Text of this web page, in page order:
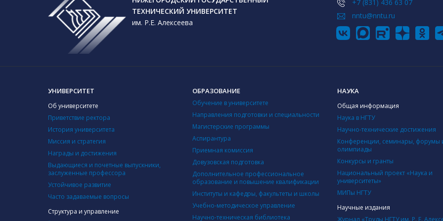
ТЕХНИЧЕСКИЙ УНИВЕРСИТЕТ
им. Р.Е. Алексеева
+7 (831) 436 63 07
nntu@nntu.ru
УНИВЕРСИТЕТ
Об университете
Приветствие ректора
История университета
Миссия и стратегия
Награды и достижения
Выдающиеся и почетные выпускники,
заслуженные профессора
Устойчивое развитие
Часто задаваемые вопросы
Структура и управление
ОБРАЗОВАНИЕ
Обучение в университете
Направления подготовки и специальности
Магистерские программы
Аспирантура
Приемная комиссия
Довузовская подготовка
Дополнительное профессиональное
образование и повышение квалификации
Институты и кафедры, факультеты и школы
Учебно-методическое управление
Научно-техническая библиотека
НАУКА
Общая информация
Наука в НГТУ
Научно-технические достижения
Конференции, семинары, форумы
олимпиады
Конкурсы и гранты
Национальный проект «Наука и
университеты»
МИПы НГТУ
Научные издания
Журнал «Труды НГТУ им. Р. Е.